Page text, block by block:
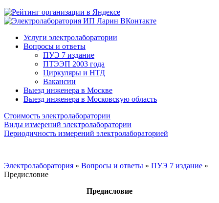
Услуги электролаборатории
Вопросы и ответы
ПУЭ 7 издание
ПТЭЭП 2003 года
Циркуляры и НТД
Вакансии
Выезд инженера в Москве
Выезд инженера в Московскую область
Стоимость электролаборатории
Виды измерений электролаборатории
Периодичность измерений электролабораторией
Электролаборатория » Вопросы и ответы » ПУЭ 7 издание »
Предисловие
Предисловие